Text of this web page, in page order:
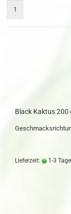
1
Black Kaktus 200
Lieferzeit: 1-3 Tage